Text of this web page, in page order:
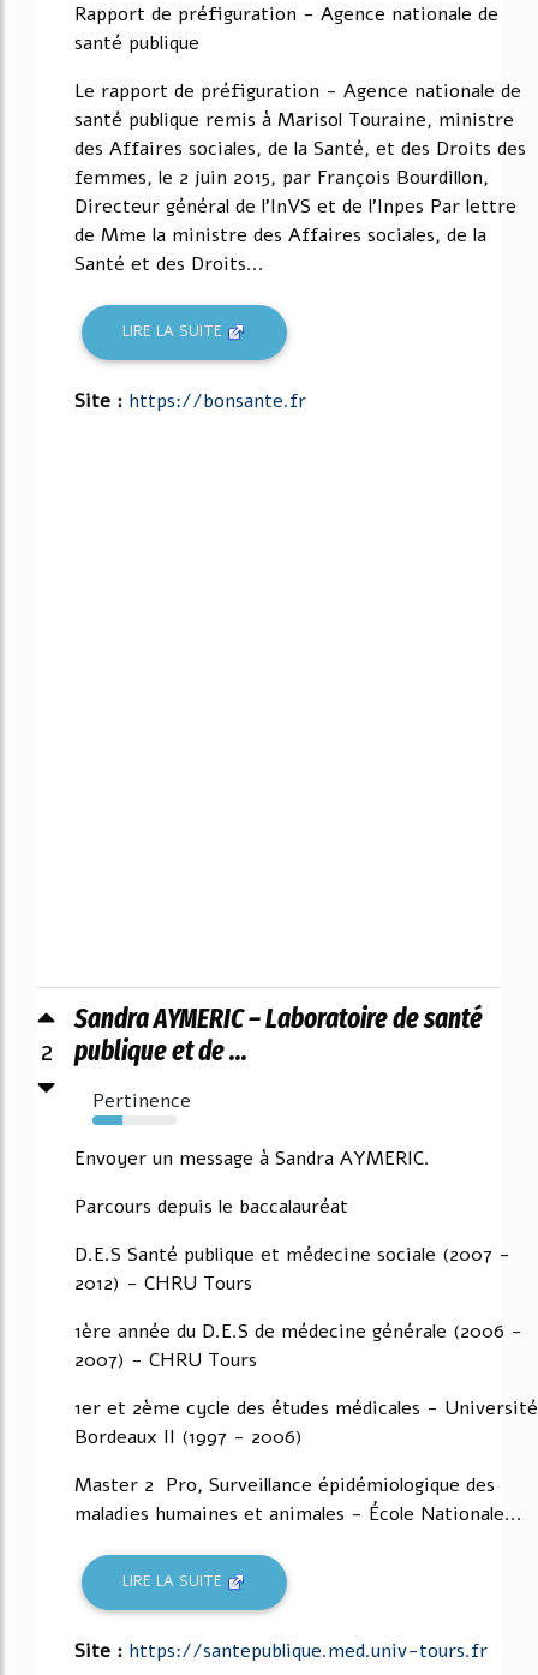
Rapport de préfiguration - Agence nationale de
santé publique
Le rapport de préfiguration - Agence nationale de
santé publique remis à Marisol Touraine, ministre
des Affaires sociales, de la Santé, et des Droits des
femmes, le 2 juin 2015, par François Bourdillon,
Directeur général de l'InVS et de l'Inpes Par lettre
de Mme la ministre des Affaires sociales, de la
Santé et des Droits...
LIRE LA SUITE
Site : https://bonsante.fr
2
Sandra AYMERIC – Laboratoire de santé
publique et de ...
Pertinence
36%
Envoyer un message à Sandra AYMERIC.
Parcours depuis le baccalauréat
D.E.S Santé publique et médecine sociale (2007 -
2012) - CHRU Tours
1ère année du D.E.S de médecine générale (2006 -
2007) - CHRU Tours
1er et 2ème cycle des études médicales - Université
Bordeaux II (1997 - 2006)
Master 2 Pro, Surveillance épidémiologique des
maladies humaines et animales - École Nationale...
LIRE LA SUITE
Site : https://santepublique.med.univ-tours.fr